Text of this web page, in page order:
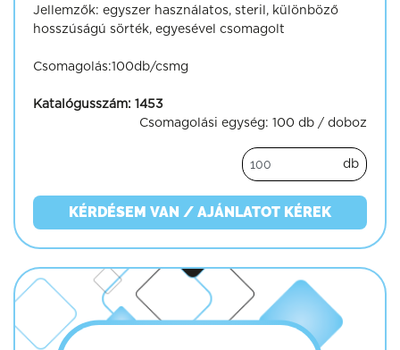
Jellemzők: egyszer használatos, steril, különböző
hosszúságú sörték, egyesével csomagolt
Csomagolás:100db/csmg
Katalógusszám: 1453
Csomagolási egység: 100 db / doboz
db
KÉRDÉSEM VAN / AJÁNLATOT KÉREK